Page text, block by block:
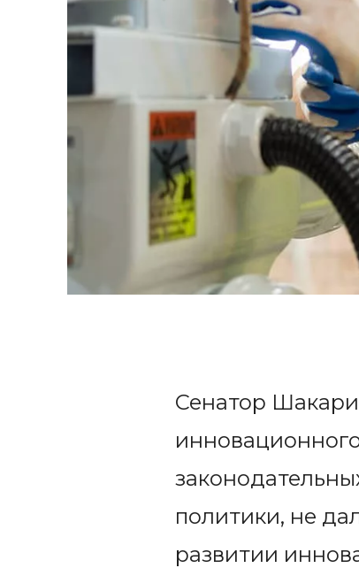
Сенатор
политики, не
развитии